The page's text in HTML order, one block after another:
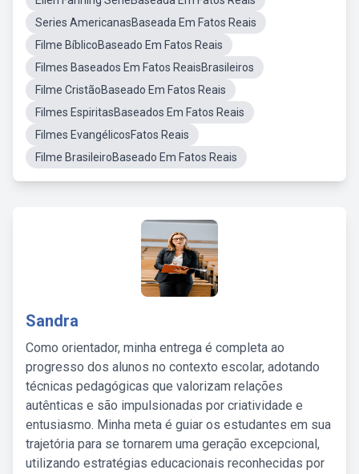
Series AmericanasBaseada Em Fatos Reais
Filme BíblicoBaseado Em Fatos Reais
Filmes Baseados Em Fatos ReaisBrasileiros
Filme CristãoBaseado Em Fatos Reais
Filmes EspiritasBaseados Em Fatos Reais
Filmes EvangélicosFatos Reais
Filme BrasileiroBaseado Em Fatos Reais
Sandra
Como orientador, minha entrega é completa ao
progresso dos alunos no contexto escolar, adotando
técnicas pedagógicas que valorizam relações
autênticas e são impulsionadas por criatividade e
entusiasmo. Minha meta é guiar os estudantes em sua
trajetória para se tornarem uma geração excepcional,
utilizando estratégias educacionais reconhecidas por